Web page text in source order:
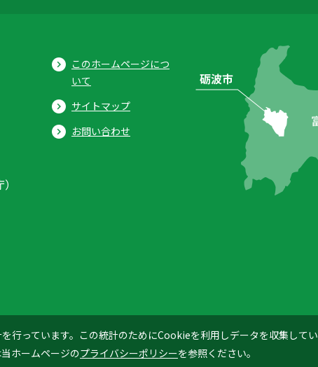
っています。この統計のためにCookieを利用しデータを収集してい
ホームページのプライバシーポリシーを参照ください。
このホームページにつ
いて
サイトマップ
お問い合わせ
© 2026 Tonami City